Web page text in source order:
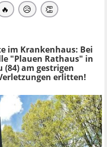
🔥 😥 👏
im Krankenhaus: Bei
"Plauen Rathaus" in
(84) am gestrigen
erlitten!